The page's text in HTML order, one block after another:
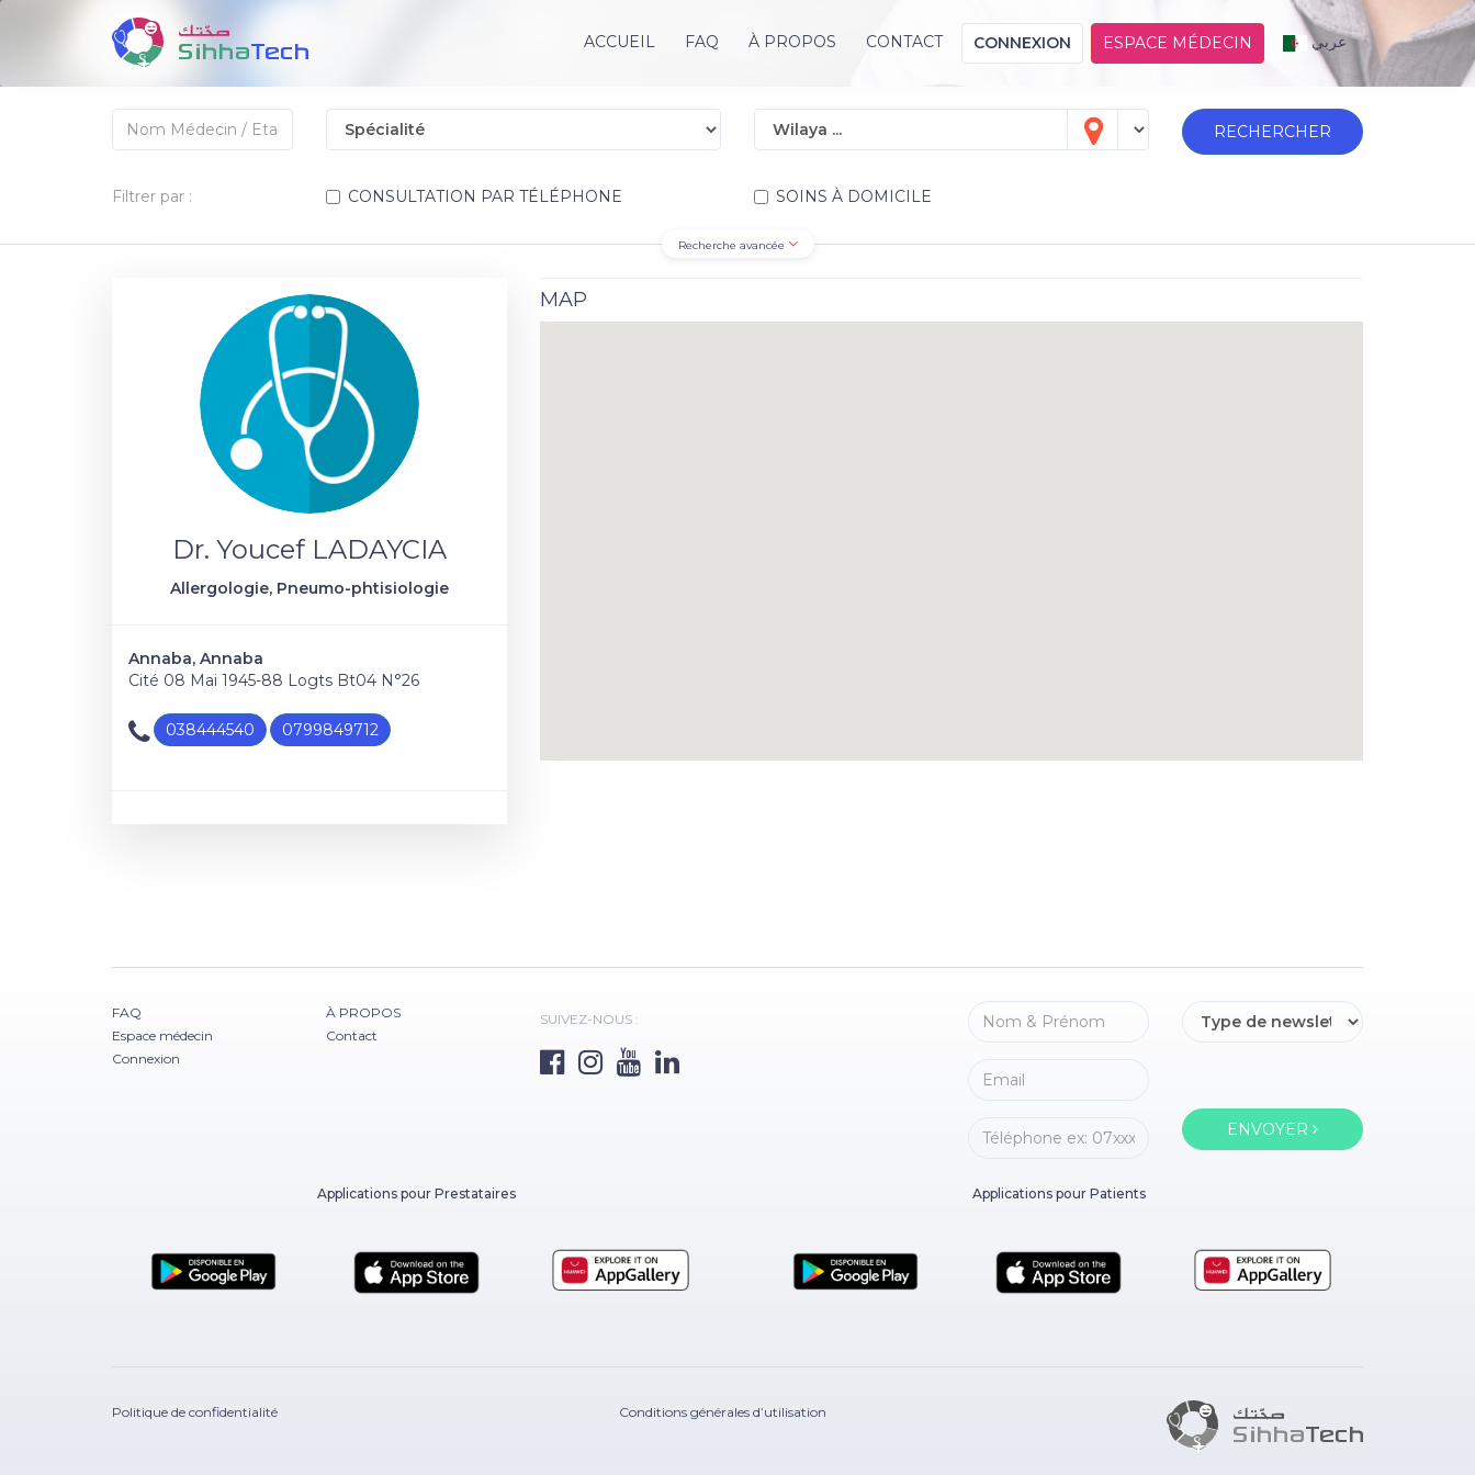
ACCUEIL FAQ À PROPOS CONTACT CONNEXION ESPACE MÉDECIN عربي
RECHERCHER
Filtrer par : CONSULTATION PAR TÉLÉPHONE SOINS À DOMICILE
Recherche avancée
Dr. Youcef LADAYCIA
Allergologie, Pneumo-phtisiologie
Annaba, Annaba
Cité 08 Mai 1945-88 Logts Bt04 N°26
038444540 0799849712
MAP
FAQ
Espace médecin
Connexion
À PROPOS
Contact
SUIVEZ-NOUS :
ENVOYER
Applications pour Prestataires Applications pour Patients
Politique de confidentialité Conditions générales d’utilisation